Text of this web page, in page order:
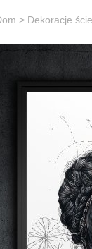
> Dekoracje